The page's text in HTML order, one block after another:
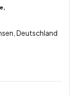
Deutschland